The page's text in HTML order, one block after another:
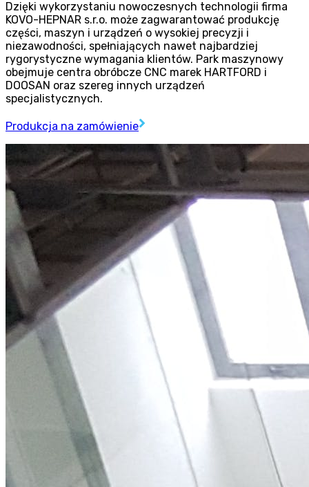
Dzięki wykorzystaniu nowoczesnych technologii firma
KOVO-HEPNAR s.r.o. może zagwarantować produkcję
części, maszyn i urządzeń o wysokiej precyzji i
niezawodności, spełniających nawet najbardziej
rygorystyczne wymagania klientów. Park maszynowy
obejmuje centra obróbcze CNC marek HARTFORD i
DOOSAN oraz szereg innych urządzeń
specjalistycznych.
Produkcja na zamówienie